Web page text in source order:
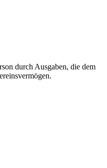
durch Ausgaben, die dem